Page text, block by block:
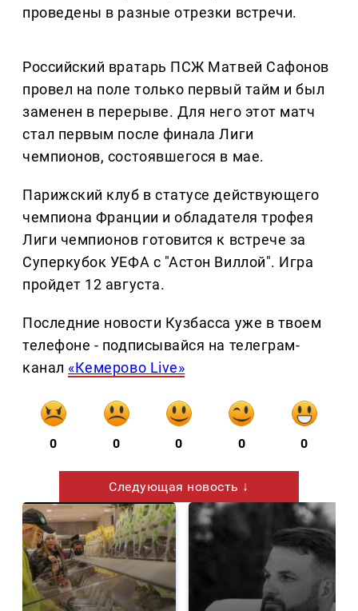
проведены в разные отрезки встречи.
Российский вратарь ПСЖ Матвей Сафонов
провел на поле только первый тайм и был
заменен в перерыве. Для него этот матч
стал первым после финала Лиги
чемпионов, состоявшегося в мае.
Парижский клуб в статусе действующего
чемпиона Франции и обладателя трофея
Лиги чемпионов готовится к встрече за
Суперкубок УЕФА с "Астон Виллой". Игра
пройдет 12 августа.
Последние новости Кузбасса уже в твоем
телефоне - подписывайся на телеграм-
канал «Кемерово Live»
0 0 0 0 0
Следующая новость ↓